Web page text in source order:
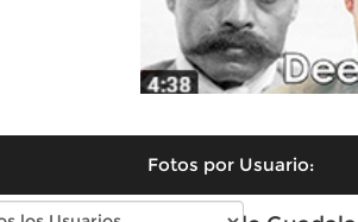
Fotos por Usuario: